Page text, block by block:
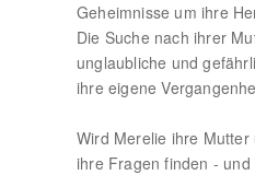
Geheimnisse um ihre
Die Suche nach ihrer
unglaubliche und
ihre eigene
Wird Merelie ihre
ihre Fragen finden -